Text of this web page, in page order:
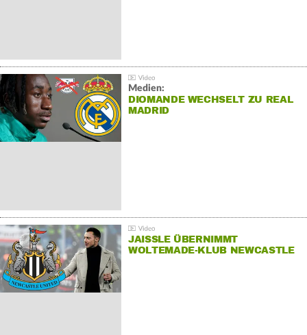
Medien:
DIOMANDE WECHSELT ZU REAL
MADRID
JAISSLE ÜBERNIMMT
WOLTEMADE-KLUB NEWCASTLE